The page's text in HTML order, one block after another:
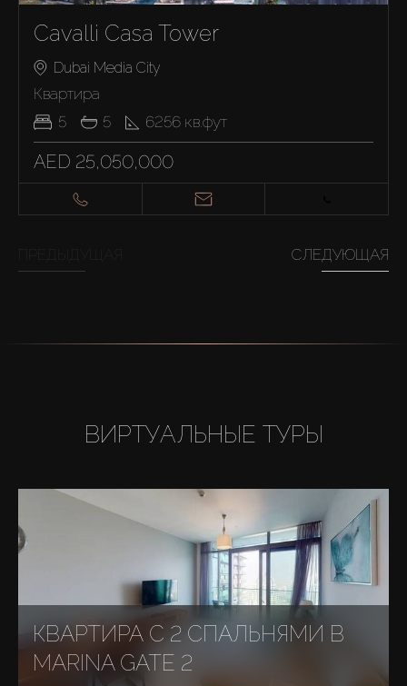
Cavalli Casa Tower
Dubai Media City
Квартира
5
5 6256 кв.фут
AED 25,050,000
СЛЕДУЮЩАЯ
ВИРТУАЛЬНЫЕ ТУРЫ
КВАРТИРА С 2 СПАЛЬНЯМИ В
MARINA GATE 2